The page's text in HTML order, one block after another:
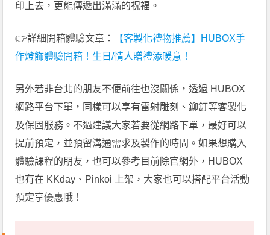
印上去，更能傳遞出滿滿的祝福。
👉詳細開箱體驗文章：
【客製化禮物推薦】HUBOX手
作燈飾體驗開箱！生日/情人贈禮添暖意！
另外若非台北的朋友不便前往也沒關係，透過 HUBOX
網路平台下單，同樣可以享有雷射雕刻、鉚釘等客製化
及保固服務。不過建議大家若要從網路下單，最好可以
提前預定，並預留溝通需求及製作的時間。如果想購入
體驗課程的朋友，也可以參考目前除官網外，HUBOX
也有在 KKday、Pinkoi 上架，大家也可以搭配平台活動
預定享優惠哦！